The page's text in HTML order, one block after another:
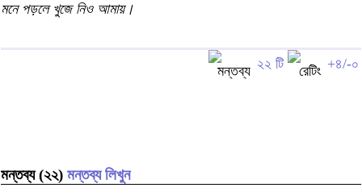
মনে পড়লে খুজে নিও আমায়।
২২ টি +৪/-০
মন্তব্য (২২) মন্তব্য লিখুন